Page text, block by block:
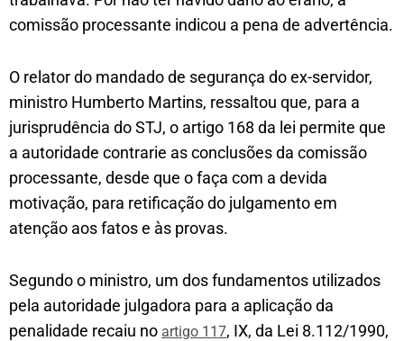
comissão processante indicou a pena de advertência.
O relator do mandado de segurança do ex-servidor,
ministro Humberto Martins, ressaltou que, para a
jurisprudência do STJ, o artigo 168 da lei permite que
a autoridade contrarie as conclusões da comissão
processante, desde que o faça com a devida
motivação, para retificação do julgamento em
atenção aos fatos e às provas.
Segundo o ministro, um dos fundamentos utilizados
pela autoridade julgadora para a aplicação da
penalidade recaiu no artigo 117, IX, da Lei 8.112/1990,